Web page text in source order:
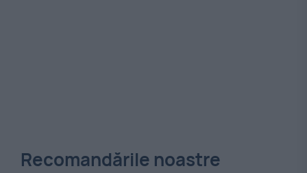
Recomandările noastre